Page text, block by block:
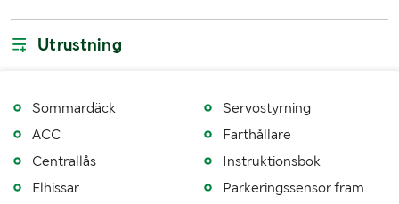
Tjänstevikt / Lastv (kg)
Längd (mm)
Utrustning
Sommardäck
ACC
Centrallås
Elhissar
Servostyrning
Farthållare
Instruktionsbok
Parkeringssensor fram